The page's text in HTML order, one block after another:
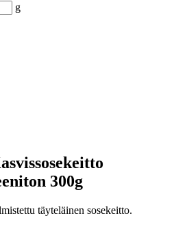
g
300g
täyteläinen sosekeitto.